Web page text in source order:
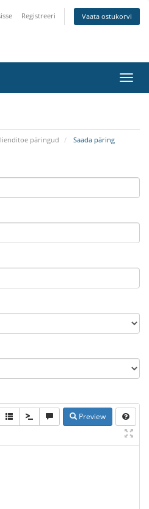
Registreeri Vaata ostukorvi
päringud Saada päring
Preview